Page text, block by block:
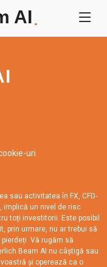
AI.
uri
sau activitatea în FX, CFD-
implică un nivel de risc
toți investitorii. Este posibil
prin urmare, nu ar trebui să
Vă rugăm să
Beam AI nu câștigă sau
și operează ca o